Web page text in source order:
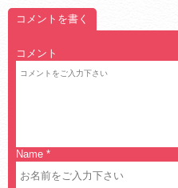
コメントを書く
コメント
Name *